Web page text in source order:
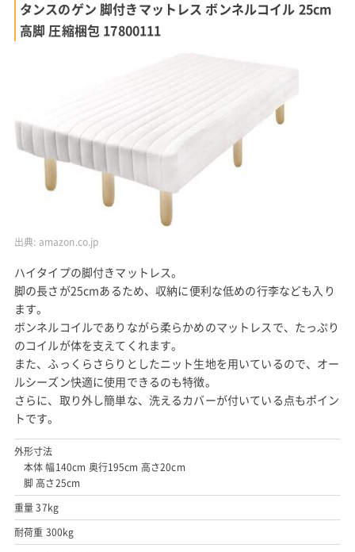
タンスのゲン 脚付きマットレス ボンネルコイル 25cm
高脚 圧縮梱包 17800111
出典: amazon.co.jp
ハイタイプの脚付きマットレス。
脚の長さが25cmあるため、収納に便利な低めの行李なども入り
ます。
ボンネルコイルでありながら柔らかめのマットレスで、たっぷり
のコイルが体を支えてくれます。
また、ふっくらさらりとしたニット生地を用いているので、オー
ルシーズン快適に使用できるのも特徴。
さらに、取り外し簡単な、洗えるカバーが付いている点もポイン
トです。
外形寸法
本体 幅140cm 奥行195cm 高さ20cm
脚 高さ25cm
重量 37kg
耐荷重 300kg